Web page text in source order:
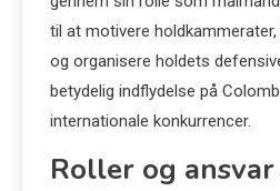
til at motivere
og organisere holdets
betydelig indflydelse på
internationale konkurrencer.
Roller og ansvar